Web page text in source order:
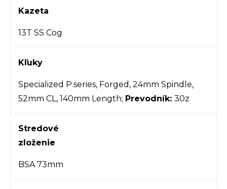
Kazeta
13T SS Cog
Kľuky
Specialized P.series, Forged, 24mm Spindle,
52mm CL, 140mm Length; Prevodník: 30z
Stredové
zloženie
BSA 73mm